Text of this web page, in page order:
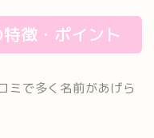
徴・ポイント
ミで多く名前があげら